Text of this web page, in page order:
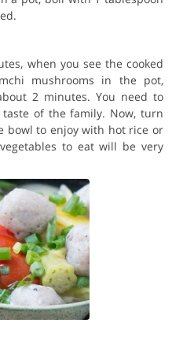
when you see the cooked
mushrooms in the pot,
2 minutes. You need to
of the family. Now, turn
bowl to enjoy with hot rice or
to eat will be very